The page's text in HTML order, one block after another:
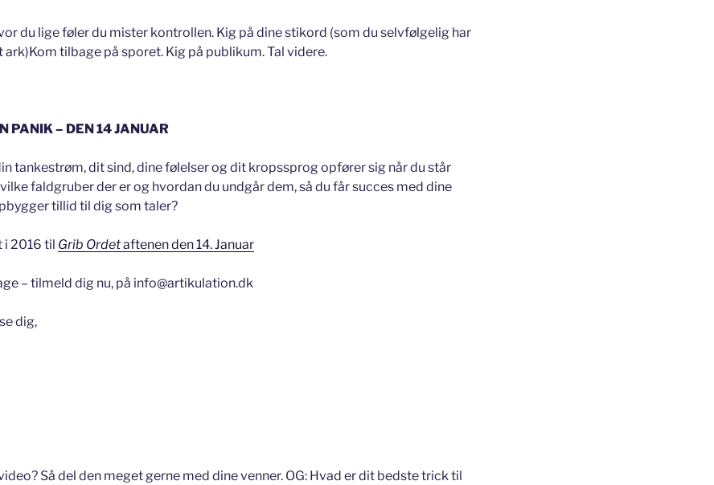
du lige føler du mister kontrollen. Kig på dine stikord (som du selvfølgelig har
tilbage på sporet. Kig på publikum. Tal videre.
PANIK – DEN 14 JANUAR
tankestrøm, dit sind, dine følelser og dit kropssprog opfører sig når du står
faldgruber der er og hvordan du undgår dem, så du får succes med dine
tillid til dig som taler?
i 2016 til Grib Ordetaftenen den 14. Januar
– tilmeld dig nu, på info@artikulation.dk
dig,
Så del den meget gerne med dine venner. OG: Hvad er dit bedste trick til